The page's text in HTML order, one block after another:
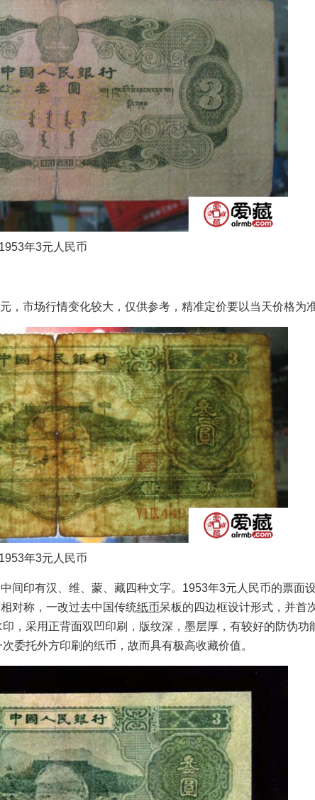
1953年3元人民币
市场行情变化较大，仅供参考，精准定价要以当天价格为
1953年3元人民币
印有汉、维、蒙、藏四种文字。1953年3元人民币的票面
对称，一改过去中国传统纸币呆板的四边框设计形式，并首
，采用正背面双凹印刷，版纹深，墨层厚，有较好的防伪功
委托外方印刷的纸币，故而具有极高收藏价值。